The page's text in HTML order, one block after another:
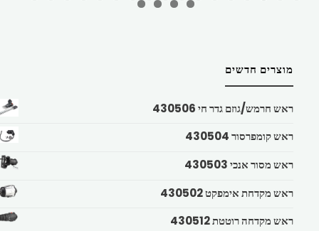
מוצרים חדשים
ראש חרמש/גוזם גדר חי 430506
ראש קומפרסור 430504
ראש מסור אנכי 430503
ראש מקדחת אימפקט 430502
ראש מקדחה רוטטת 430512